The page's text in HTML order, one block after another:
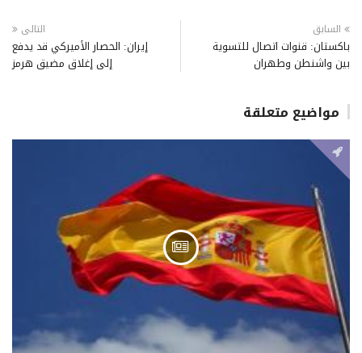
السابق
باكستان: قنوات اتصال للتسوية
بين واشنطن وطهران
التالى
إيران: الحصار الأميركي قد يدفع
إلى إغلاق مضيق هرمز
مواضيع متعلقة